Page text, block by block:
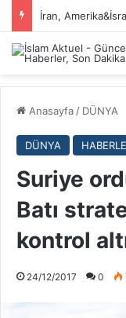
İran,
Anasayfa / DÜNYA
DÜNYA
Suriye
Batı
kontrol
24/12/2017 0